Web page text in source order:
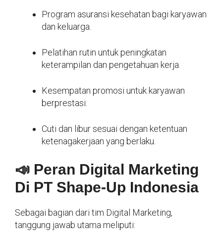
Program asuransi kesehatan bagi karyawan
dan keluarga.
Pelatihan rutin untuk peningkatan
keterampilan dan pengetahuan kerja.
Kesempatan promosi untuk karyawan
berprestasi.
Cuti dan libur sesuai dengan ketentuan
ketenagakerjaan yang berlaku.
📣 Peran Digital Marketing
Di PT Shape-Up Indonesia
Sebagai bagian dari tim Digital Marketing,
tanggung jawab utama meliputi: